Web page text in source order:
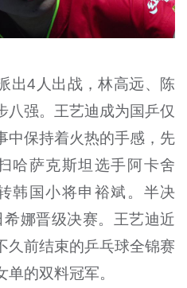
出4人出战，林高远、陈
八强。王艺迪成为国乒仅
中保持着火热的手感，先
哈萨克斯坦选手阿卡舍
韩国小将申裕斌。半决
娜晋级决赛。王艺迪近
久前结束的乒乓球全锦赛
的双料冠军。